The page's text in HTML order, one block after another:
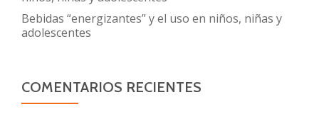
Bebidas “energizantes” y el uso en niños, niñas y
adolescentes
COMENTARIOS RECIENTES